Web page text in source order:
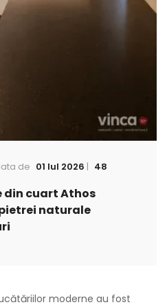
de 01 Iul 2026 | 48
din cuart Athos
naturale
moderne au fost